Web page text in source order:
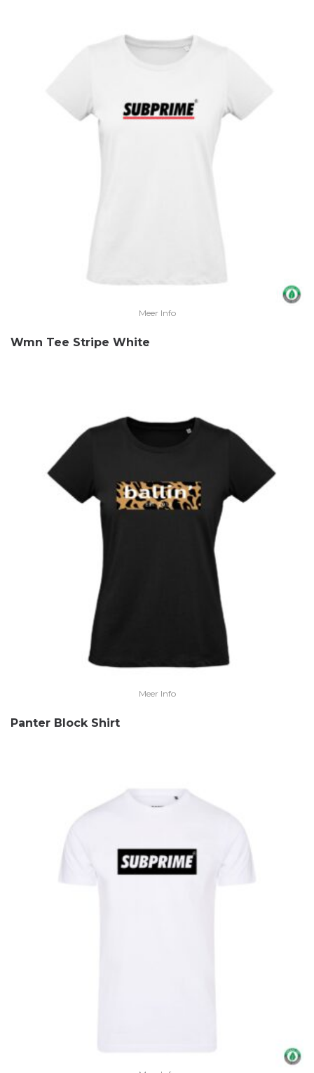
Meer Info
Wmn Tee Stripe White
Meer Info
Panter Block Shirt